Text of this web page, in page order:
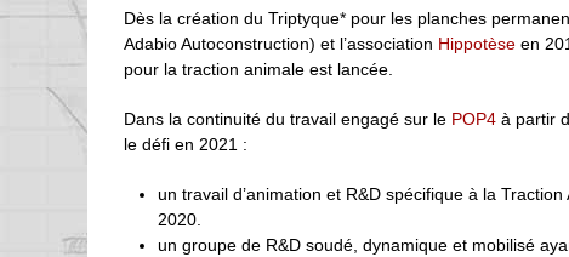
Dès la création du Triptyque* pour les planches
Adabio Autoconstruction) et l’association Hippotèse en
pour la traction animale est lancée.
Dans la continuité du travail engagé sur le POP4 à partir
le défi en 2021 :
un travail d’animation et R&D spécifique à la
2020.
un groupe de R&D soudé, dynamique et mobilisé